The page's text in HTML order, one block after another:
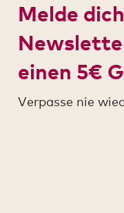
Melde
einen 5€
Verpasse nie